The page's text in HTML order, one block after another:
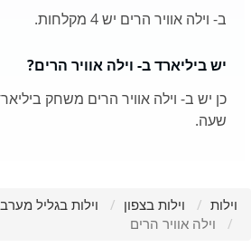
ב- וילה אוויר הרים יש 4 מקלחות.
יש ביליארד ב- וילה אוויר הרים?
כן יש ב- וילה אוויר הרים משחק
שעה.
וילות וילות בצפון וילות בגליל
וילה אוויר הרים